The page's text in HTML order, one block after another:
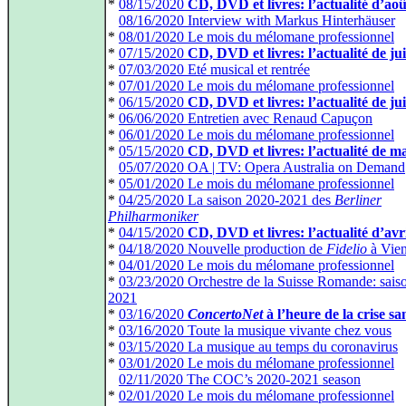
* 08/15/2020 CD, DVD et livres: l’actualité
08/16/2020 Interview with Markus Hinterhäuser
* 08/01/2020 Le mois du mélomane professionnel
* 07/15/2020 CD, DVD et livres: l’actualité de
* 07/03/2020 Eté musical et rentrée
* 07/01/2020 Le mois du mélomane professionnel
* 06/15/2020 CD, DVD et livres: l’actualité de
* 06/06/2020 Entretien avec Renaud Capuçon
* 06/01/2020 Le mois du mélomane professionnel
* 05/15/2020 CD, DVD et livres: l’actualité de
05/07/2020 OA | TV: Opera Australia on Demand
* 05/01/2020 Le mois du mélomane professionnel
* 04/25/2020 La saison 2020-2021 des Berliner
Philharmoniker
* 04/15/2020 CD, DVD et livres: l’actualité
* 04/18/2020 Nouvelle production de Fidelio à
* 04/01/2020 Le mois du mélomane professionnel
* 03/23/2020 Orchestre de la Suisse Romande:
2021
* 03/16/2020 ConcertoNetà l’heure de la crise
* 03/16/2020 Toute la musique vivante chez vous
* 03/15/2020 La musique au temps du coronavirus
* 03/01/2020 Le mois du mélomane professionnel
02/11/2020 The COC’s 2020-2021 season
* 02/01/2020 Le mois du mélomane professionnel